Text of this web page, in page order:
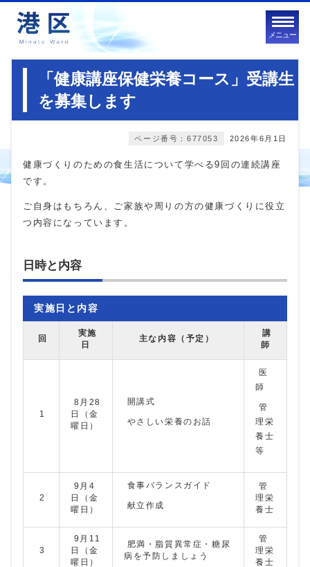
メニュー
「健康講座保健栄養コース」受講生
を募集します
2026年6月1日
ページ番号：677053
健康づくりのための食生活について学べる9回の連続講座
です。
ご自身はもちろん、ご家族や周りの方の健康づくりに役立
つ内容になっています。
日時と内容
実施日と内容
回
実施
日
主な内容（予定）
講
師
1
8月28
日（金
曜日）
開講式
やさしい栄養のお話
医
師
管
理栄
養士
等
2
9月4
日（金
曜日）
食事バランスガイド
献立作成
管
理栄
養士
3
9月11
日（金
曜日）
肥満・脂質異常症・糖尿
病を予防しましょう
管
理栄
養士